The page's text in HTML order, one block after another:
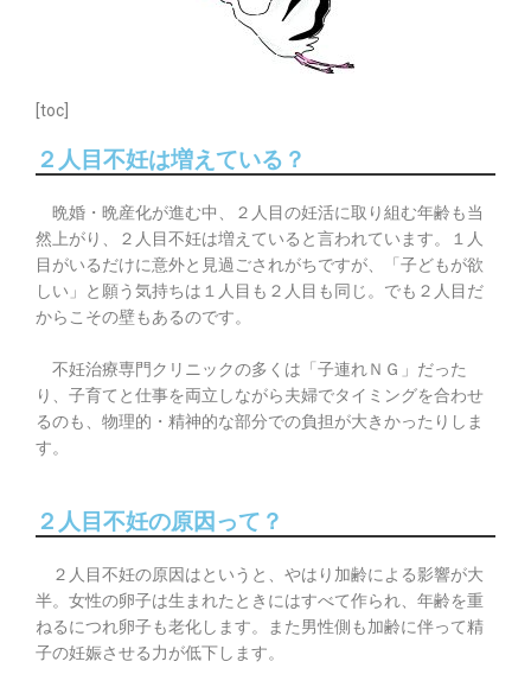
[toc]
２人目不妊は増えている？
晩婚・晩産化が進む中、２人目の妊活に取り組む年齢も当
然上がり、２人目不妊は増えていると言われています。１人
目がいるだけに意外と見過ごされがちですが、「子どもが欲
しい」と願う気持ちは１人目も２人目も同じ。でも２人目だ
からこその壁もあるのです。
不妊治療専門クリニックの多くは「子連れＮＧ」だった
り、子育てと仕事を両立しながら夫婦でタイミングを合わせ
るのも、物理的・精神的な部分での負担が大きかったりしま
す。
２人目不妊の原因って？
２人目不妊の原因はというと、やはり加齢による影響が大
半。女性の卵子は生まれたときにはすべて作られ、年齢を重
ねるにつれ卵子も老化します。また男性側も加齢に伴って精
子の妊娠させる力が低下します。